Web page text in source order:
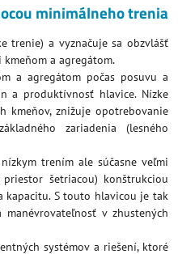
minimálneho trenia
trenie) a vyznačuje sa obzvlášť
a agregátom.
a agregátom počas posuvu a
a produktívnosť hlavice. Nízke
kmeňov, znižuje opotrebovanie
zariadenia (lesného
trením ale súčasne veľmi
šetriacou) konštrukciou
kapacitu. S touto hlavicou je tak
v zhustených
systémov a riešení, ktoré